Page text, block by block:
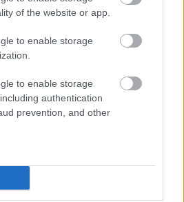
of the website or app.
to enable storage
to enable storage
authentication
prevention, and other
és elfogadom az